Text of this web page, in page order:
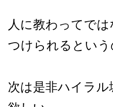
人に教わってで
つけられるとい
次は是非ハイラ